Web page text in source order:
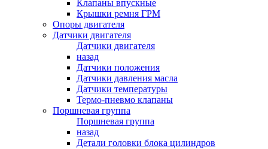
Клапаны впускные
Крышки ремня ГРМ
Опоры двигателя
Датчики двигателя
Датчики двигателя
назад
Датчики положения
Датчики давления масла
Датчики температуры
Термо-пневмо клапаны
Поршневая группа
Поршневая группа
назад
Детали головки блока цилиндров